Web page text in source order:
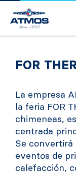
FOR
La empresa
la feria FOR
chimeneas,
centrada
Se convertirá
eventos de
calefacción,